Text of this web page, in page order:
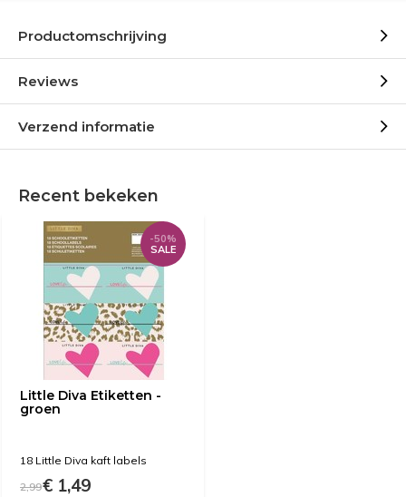
Productomschrijving
Reviews
Verzend informatie
Recent bekeken
Little Diva Etiketten -
groen
-50%
SALE
18 Little Diva kaft labels
2,99€ 1,49